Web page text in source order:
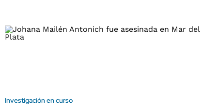
Investigación en curso